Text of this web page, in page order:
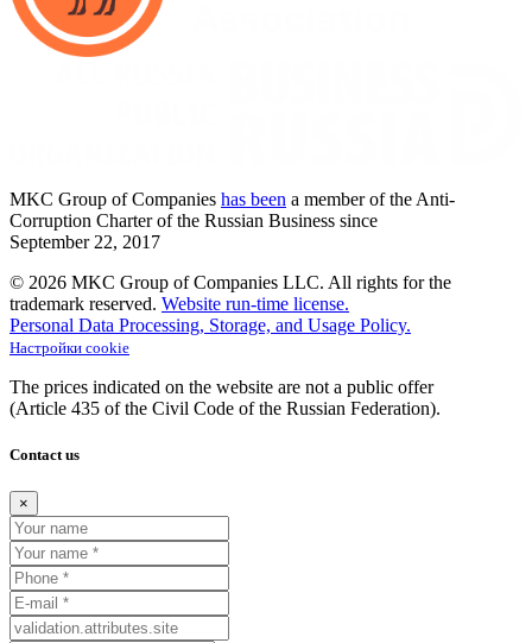
MKC Group of Companies has been a member of the Anti-
Corruption Charter of the Russian Business since
September 22, 2017
© 2026 MKC Group of Companies LLC. All rights for the
trademark reserved. Website run-time license.
Personal Data Processing, Storage, and Usage Policy.
Настройки cookie
The prices indicated on the website are not a public offer
(Article 435 of the Civil Code of the Russian Federation).
Contact us
×